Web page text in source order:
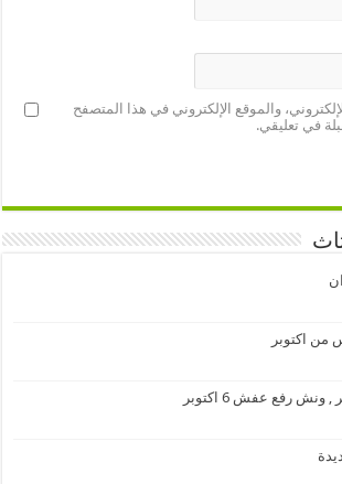
والموقع الإلكتروني في هذا المتصفح
في تعليقي.
من اكتوبر